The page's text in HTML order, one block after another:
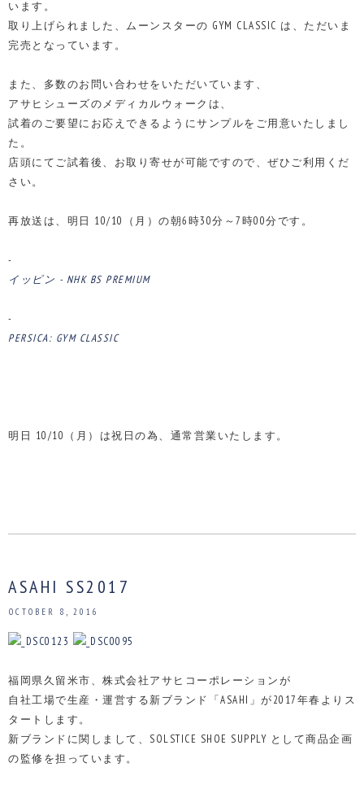
います。
取り上げられました、ムーンスターの GYM CLASSIC は、ただいま
完売となっています。
また、多数のお問い合わせをいただいています、
アサヒシューズのメディカルウォークは、
試着のご要望にお応えできるようにサンプルをご用意いたしまし
た。
店頭にてご試着後、お取り寄せが可能ですので、ぜひご利用くだ
さい。
再放送は、明日 10/10（月）の朝6時30分～7時00分です。
-
イッピン - NHK BS PREMIUM
-
PERSICA: GYM CLASSIC
明日 10/10（月）は祝日の為、通常営業いたします。
ASAHI SS2017
OCTOBER 8, 2016
福岡県久留米市、株式会社アサヒコーポレーションが
自社工場で生産・運営する新ブランド「ASAHI」が2017年春よりス
タートします。
新ブランドに関しまして、SOLSTICE SHOE SUPPLY として商品企画
の監修を担っています。